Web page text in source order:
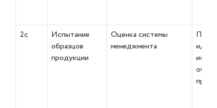
2с
Испытание
образцов
продукции
Оценка системы
менеджмента